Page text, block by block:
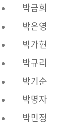
박금희
박은영
박가현
박규리
박기순
박명자
박민정